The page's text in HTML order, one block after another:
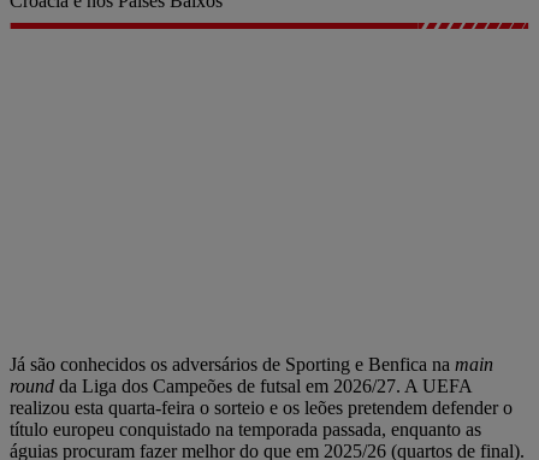
Já são conhecidos os adversários de Sporting e Benfica na main
round da Liga dos Campeões de futsal em 2026/27. A UEFA
realizou esta quarta-feira o sorteio e os leões pretendem defender o
título europeu conquistado na temporada passada, enquanto as
águias procuram fazer melhor do que em 2025/26 (quartos de final).